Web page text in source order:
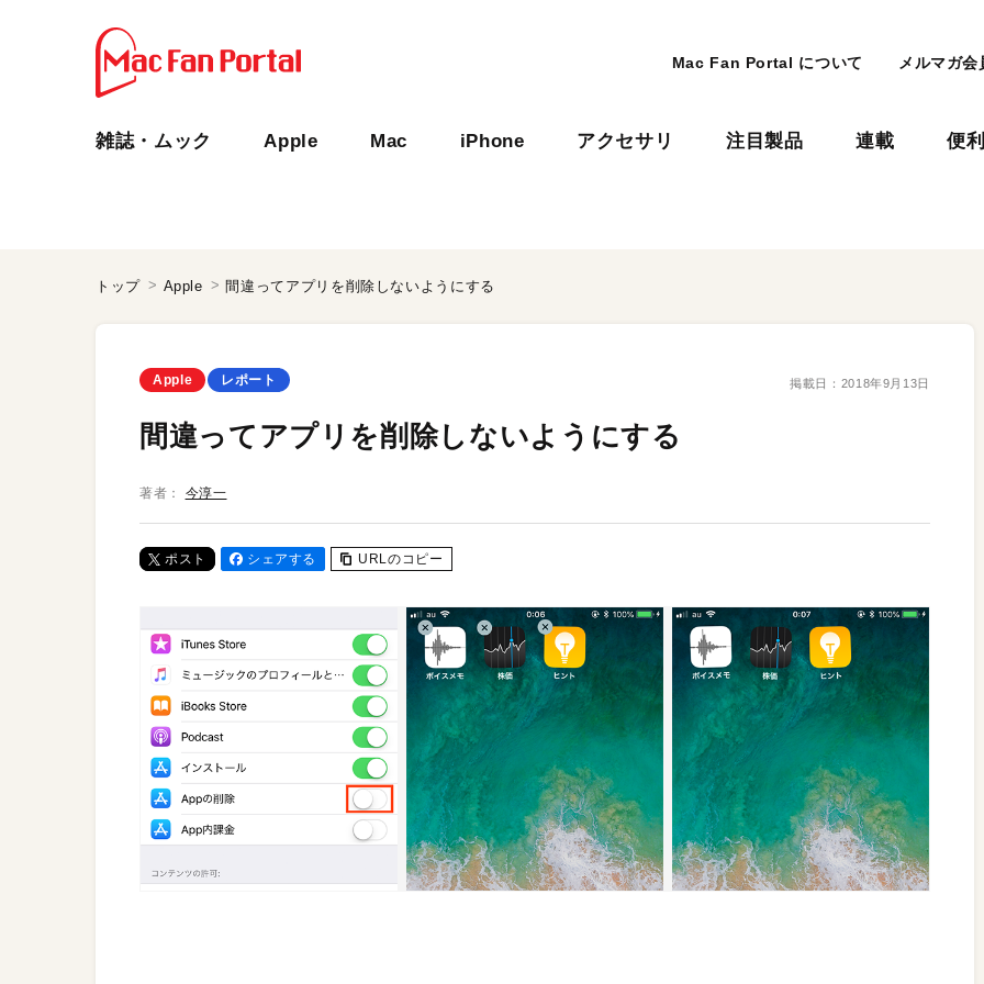
Mac Fan Portal について メルマガ会
雑誌・ムック Apple Mac iPhone アクセサリ 注目製品 連載 便
トップ Apple 間違ってアプリを削除しないようにする
Apple レポート 掲載日： 2018年9月13日
間違ってアプリを削除しないようにする
著者： 今淳一
ポスト シェアする URLのコピー